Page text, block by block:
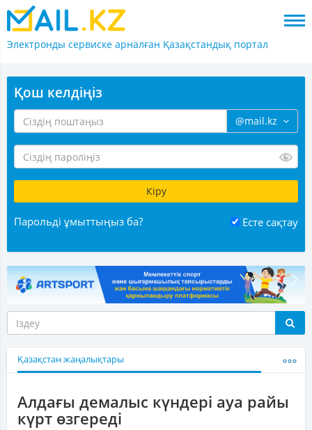
Электронды сервиске арналған Қазақстандық портал
Қош келдіңіз
@mail.kz
Парольді ұмыттыңыз ба? Есте сақтау
Қазақстан жаңалықтары
Алдағы демалыс күндері ауа райы
күрт өзгереді